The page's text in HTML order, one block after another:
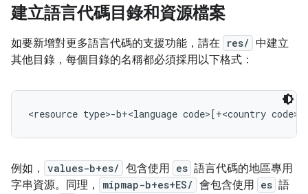
建立語言代碼目錄和資源檔案
如要新增對更多語言代碼的支援功能，請在 res/ 中建立
其他目錄，每個目錄的名稱都必須採用以下格式：
例如， values-b+es/ 包含使用 es 語言代碼的地區專用
字串資源。同理，
mipmap-b+es+ES/ 會包含使用 es 語